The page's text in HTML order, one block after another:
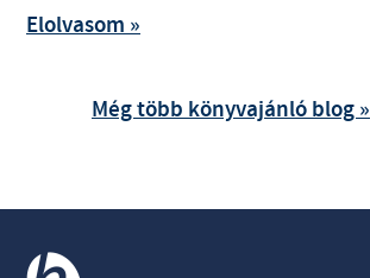
Elolvasom »
Még több könyvajánló blog »